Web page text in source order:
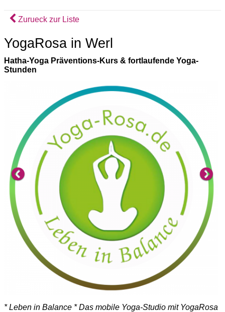
Zurueck zur Liste
YogaRosa in Werl
Hatha-Yoga Präventions-Kurs & fortlaufende Yoga-
Stunden
Previous
* Leben in Balance * Das mobile Yoga-Studio mit YogaRosa